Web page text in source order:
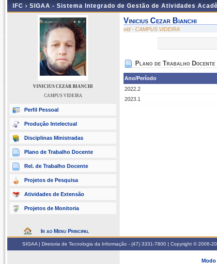
IFC › SIGAA - Sistema Integrado de Gestão de Atividades
VINICIUS CEZAR BIANCHI
CAMPUS VIDEIRA
Perfil Pessoal
Produção Intelectual
Disciplinas Ministradas
Plano de Trabalho Docente
Rel. de Trabalho Docente
Projetos de Pesquisa
Atividades de Extensão
Projetos de Monitoria
Ir ao Menu Principal
Vinicius Cezar Bianchi
vid - CAMPUS VIDEIRA
Plano de Trabalho Docente
Ano/Período
2022.2
2023.1
SIGAA | Diretoria de Tecnologia da Informação - (47) 3331-7800 | Copyright © 2006-
Modo